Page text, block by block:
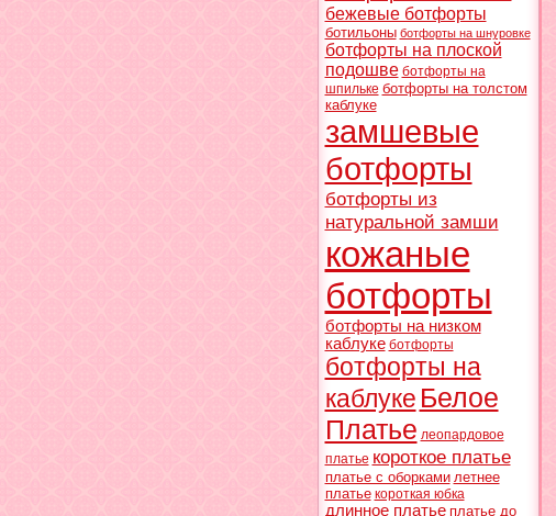
бежевые ботфорты
ботильоны ботфорты на шнуровке
ботфорты на плоской
подошве ботфорты на
шпильке ботфорты на толстом
каблуке
замшевые
ботфорты
ботфорты из
натуральной замши
кожаные
ботфорты
ботфорты на низком
каблуке ботфорты
ботфорты на
каблуке Белое
Платье леопардовое
платье короткое платье
платье с оборками летнее
платье короткая юбка
длинное платье платье до